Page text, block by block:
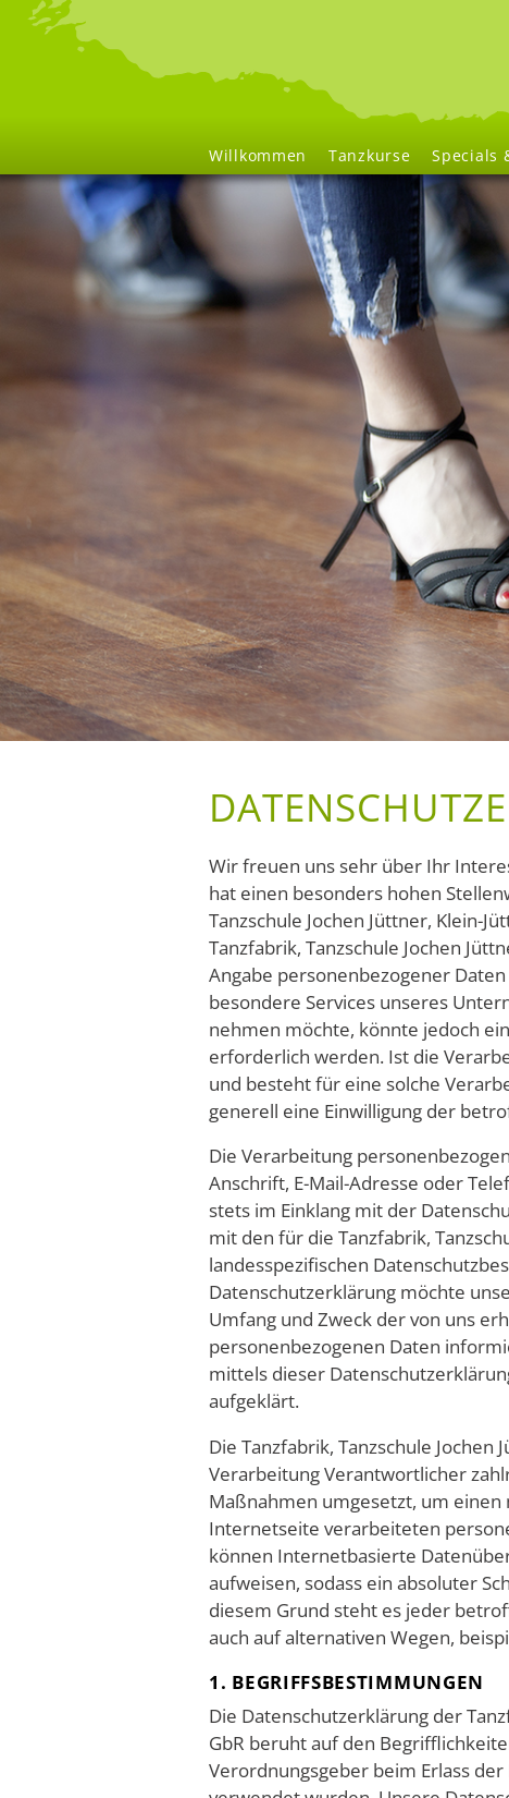
Navigation
überspringen
Willkommen Tanzkurse Specials
Wir freuen uns sehr über Ihr
hat einen besonders hohen
Tanzschule Jochen Jüttner, Klein-
Tanzfabrik, Tanzschule Jochen
Angabe personenbezogener
besondere Services unseres
nehmen möchte, könnte jedoch
erforderlich werden. Ist die
und besteht für eine solche
generell eine Einwilligung der
Die Verarbeitung
Anschrift, E-Mail-Adresse oder
stets im Einklang mit der
mit den für die Tanzfabrik,
landesspezifischen
Datenschutzerklärung möchte
Umfang und Zweck der von uns
personenbezogenen Daten
mittels dieser
aufgeklärt.
Die Tanzfabrik, Tanzschule Jochen
Verarbeitung Verantwortlicher
Maßnahmen umgesetzt, um einen
Internetseite verarbeiteten
können Internetbasierte
aufweisen, sodass ein absoluter
diesem Grund steht es jeder
auch auf alternativen Wegen,
1. BEGRIFFSBESTIMMUNGEN
Die Datenschutzerklärung der
GbR beruht auf den
Verordnungsgeber beim Erlass